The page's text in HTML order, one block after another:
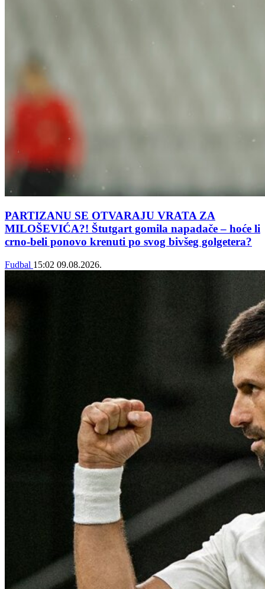
PARTIZANU SE OTVARAJU VRATA ZA
MILOŠEVIĆA?! Štutgart gomila napadače – hoće li
crno-beli ponovo krenuti po svog bivšeg golgetera?
Fudbal 15:02 09.08.2026.